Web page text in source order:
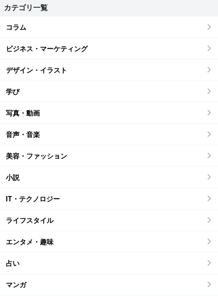
カテゴリ一覧
コラム
ビジネス・マーケティング
デザイン・イラスト
学び
写真・動画
音声・音楽
美容・ファッション
小説
IT・テクノロジー
ライフスタイル
エンタメ・趣味
占い
マンガ